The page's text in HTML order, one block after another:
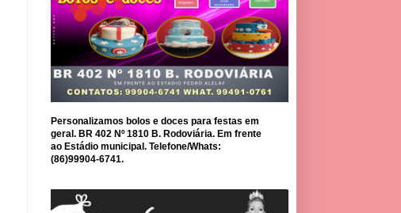
Personalizamos bolos e doces para festas em
geral. BR 402 Nº 1810 B. Rodoviária. Em frente
ao Estádio municipal. Telefone/Whats:
(86)99904-6741.